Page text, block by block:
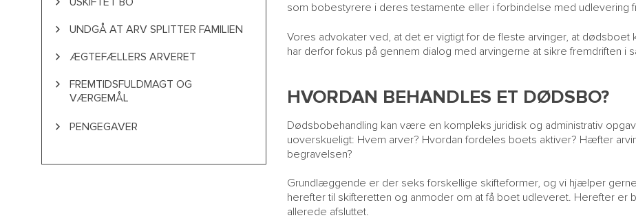
som bobestyrere i deres testamente eller i forbindelse med udlevering
Vores advokater ved, at det er vigtigt for de fleste arvinger, at dødsboet
har derfor fokus på gennem dialog med arvingerne at sikre fremdriften i
HVORDAN BEHANDLES ET DØDSBO?
Dødsbobehandling kan være en kompleks juridisk og administrativ
uoverskueligt: Hvem arver? Hvordan fordeles boets aktiver? Hæfter
begravelsen?
Grundlæggende er der seks forskellige skifteformer, og vi hjælper
herefter til skifteretten og anmoder om at få boet udleveret. Herefter er
allerede afsluttet.
UNDGÅ AT ARV SPLITTER FAMILIEN
ÆGTEFÆLLERS ARVERET
FREMTIDSFULDMAGT OG
VÆRGEMÅL
Fremtidsfuldmagt
PENGEGAVER